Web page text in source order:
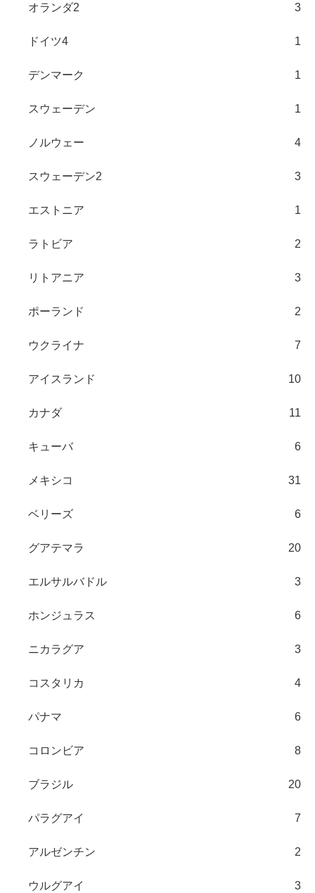
オランダ2 3
ドイツ4 1
デンマーク 1
スウェーデン 1
ノルウェー 4
スウェーデン2 3
エストニア 1
ラトビア 2
リトアニア 3
ポーランド 2
ウクライナ 7
アイスランド 10
カナダ 11
キューバ 6
メキシコ 31
ベリーズ 6
グアテマラ 20
エルサルバドル 3
ホンジュラス 6
ニカラグア 3
コスタリカ 4
パナマ 6
コロンビア 8
ブラジル 20
パラグアイ 7
アルゼンチン 2
ウルグアイ 3